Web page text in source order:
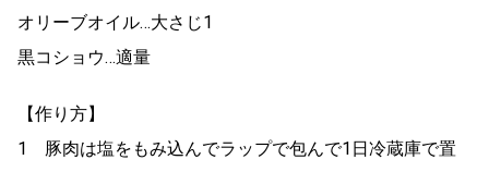
オリーブオイル…大さじ1
黒コショウ…適量
【作り方】
1 豚肉は塩をもみ込んでラップで包んで1日冷蔵庫で置